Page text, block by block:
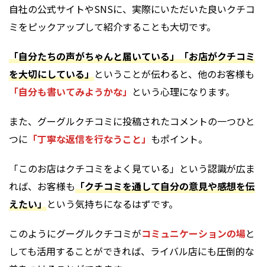
自社の公式サイトやSNSに、実際にいただいた良いクチコ
ミをピックアップして紹介することも大切です。
「自分たちの声がちゃんと届いている」「お店がクチコミ
を大切にしている」ということが伝わると、他のお客様も
「自分も書いてみようかな」 という心理になります。
また、グーグルクチコミに投稿されたコメントの一つひと
つに 「丁寧な返信を行なうこと」 もポイント。
「このお店はクチコミをよく見ている」という認識が広ま
れば、お客様も「クチコミを通して自分の意見や感想を伝
えたい」という気持ちになるはずです。
このようにグーグルクチコミがコミュニケーションの場と
しても活用することができれば、ライバル店にも圧倒的な